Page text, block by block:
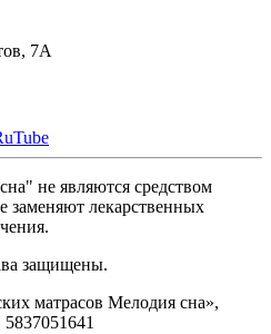
7А
не являются средством
заменяют лекарственных
защищены.
матрасов Мелодия сна»,